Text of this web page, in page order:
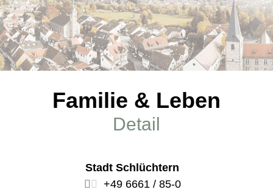
Familie & Leben
Detail
Stadt Schlüchtern
+49 6661 / 85-0